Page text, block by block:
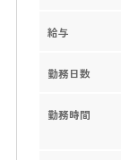
給与
勤務日数
勤務時間